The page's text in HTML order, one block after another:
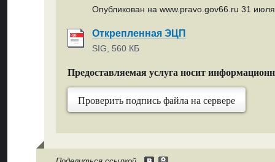
Опубликован на www.pravo.gov66.ru 31 июля
Открепленная ЭЦП
SIG, 560 КБ
Предоставляемая услуга носит
Проверить подпись файла на сервере